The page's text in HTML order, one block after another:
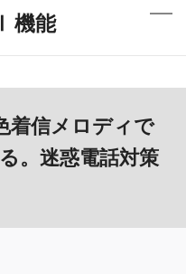
機能
着信メロディで
。迷惑電話対策